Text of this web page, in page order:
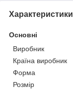
Характеристики
Основні
Виробник
Країна виробник
Форма
Розмір